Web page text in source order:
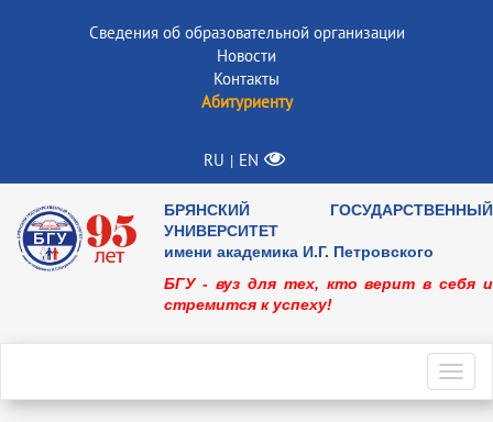
Сведения об образовательной организации
Новости
Контакты
Абитуриенту
RU | EN
БРЯНСКИЙ ГОСУДАРСТВЕННЫЙ
УНИВЕРСИТЕТ
имени академика И.Г. Петровского
БГУ - вуз для тех, кто верит в себя и
стремится к успеху!